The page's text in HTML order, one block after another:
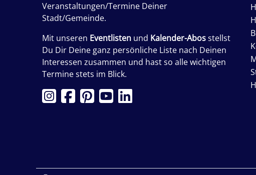
Veranstaltungen/Termine Deiner
Stadt/Gemeinde.
Mit unseren Eventlisten und Kalender-Abosstellst
Du Dir Deine ganz persönliche Liste nach Deinen
Interessen zusammen und hast so alle wichtigen
Termine stets im Blick.